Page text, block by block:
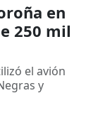
en
250 mil
el avión
y